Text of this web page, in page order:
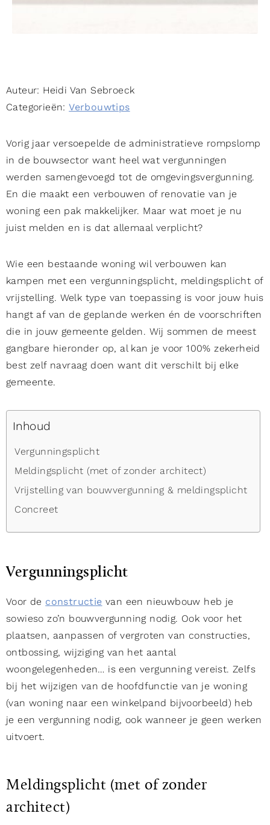
Auteur: Heidi Van Sebroeck
Categorieën:Verbouwtips
Vorig jaar versoepelde de administratieve rompslomp
in de bouwsector want heel wat vergunningen
werden samengevoegd tot de omgevingsvergunning.
En die maakt een verbouwen of renovatie van je
woning een pak makkelijker. Maar wat moet je nu
juist melden en is dat allemaal verplicht?
Wie een bestaande woning wil verbouwen kan
kampen met een vergunningsplicht, meldingsplicht of
vrijstelling. Welk type van toepassing is voor jouw huis
hangt af van de geplande werken én de voorschriften
die in jouw gemeente gelden. Wij sommen de meest
gangbare hieronder op, al kan je voor 100% zekerheid
best zelf navraag doen want dit verschilt bij elke
gemeente.
Inhoud
Vergunningsplicht
Meldingsplicht (met of zonder architect)
Vrijstelling van bouwvergunning & meldingsplicht
Concreet
Vergunningsplicht
Voor de constructie van een nieuwbouw heb je
sowieso zo’n bouwvergunning nodig. Ook voor het
plaatsen, aanpassen of vergroten van constructies,
ontbossing, wijziging van het aantal
woongelegenheden… is een vergunning vereist. Zelfs
bij het wijzigen van de hoofdfunctie van je woning
(van woning naar een winkelpand bijvoorbeeld) heb
je een vergunning nodig, ook wanneer je geen werken
uitvoert.
Meldingsplicht (met of zonder
architect)